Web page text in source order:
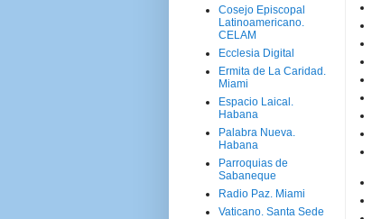
Cosejo Episcopal
Latinoamericano.
CELAM
Ecclesia Digital
Ermita de La Caridad.
Miami
Espacio Laical.
Habana
Palabra Nueva.
Habana
Parroquias de
Sabaneque
Radio Paz. Miami
Vaticano. Santa Sede